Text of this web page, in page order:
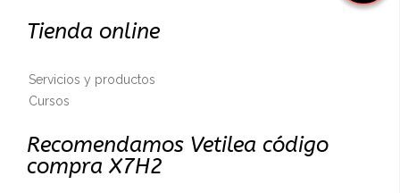
Tienda online
Servicios y productos
Cursos
Recomendamos Vetilea código
compra X7H2